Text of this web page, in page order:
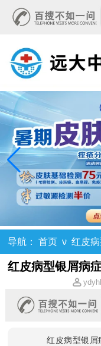
导航： 首页 ν红皮
红皮病型银屑病
红皮病型银屑病